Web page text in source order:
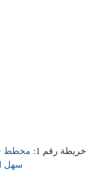
خريطة رقم 1:
مخطط
سهل